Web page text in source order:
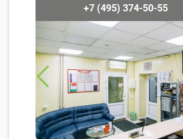
+7 (495) 374-50-55